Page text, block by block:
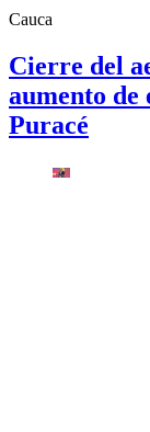
Cauca
Cierre del
aumento de
Puracé